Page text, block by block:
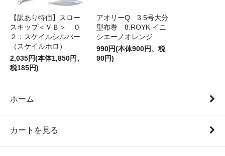
【訳あり特価】スロー
スキップ＜ＶＢ＞ ０
２：スケイルシルバー
（スケイルホロ）
2,035円(本体1,850円、
税185円)
アオリーQ 3.5号大分
型布巻 8.ROYK イニ
シエーノオレンジ
990円(本体900円、税
90円)
ホーム
カートを見る